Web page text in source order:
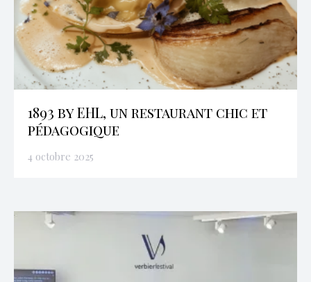
1893 by EHL, un restaurant chic et
pédagogique
4 octobre 2025